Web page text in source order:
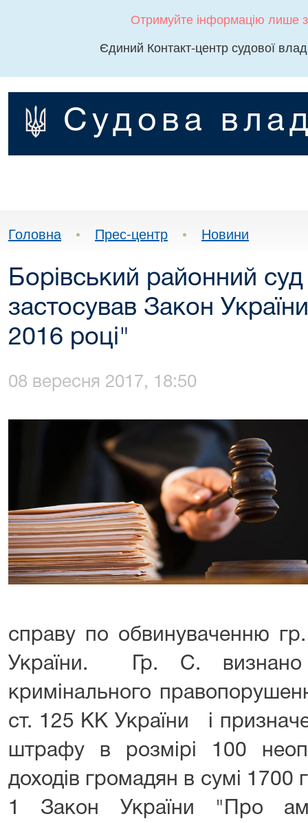
Отримуйте інформацію лише
Єдиний Контакт-центр судової
Судова
Головна • Прес-центр • Новини
Борівський районний суд
застосував Закон
2016 році"
08 вересня 2017, 18:50
справу по обвинуваченню
України. Гр. С. визнано
кримінального
ст. 125 КК України і
штрафу в розмірі 100
доходів громадян в сумі 1700
1 Закон України "Про